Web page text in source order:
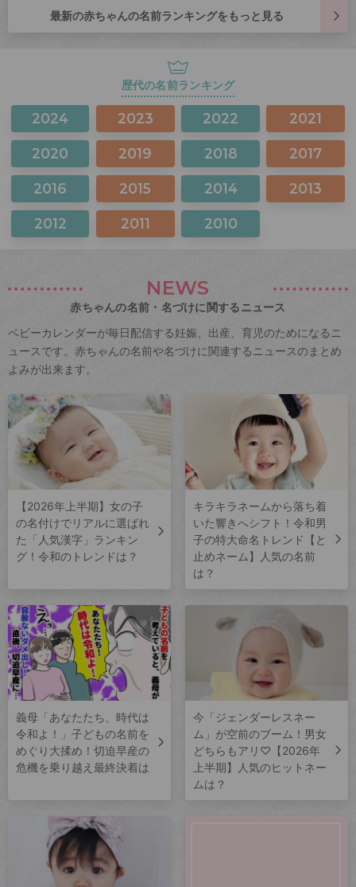
最新の赤ちゃんの名前ランキングをもっと見る
歴代の名前ランキング
2024 2023 2022 2021
2020 2019 2018 2017
2016 2015 2014 2013
2012 2011 2010
NEWS
赤ちゃんの名前・名づけに関するニュース
ベビーカレンダーが毎日配信する妊娠、出産、育児のためになるニ
ュースです。赤ちゃんの名前や名づけに関連するニュースのまとめ
よみが出来ます。
【2026年上半期】女の子
の名付けでリアルに選ばれ
た「人気漢字」ランキン
グ！令和のトレンドは？
キラキラネームから落ち着
いた響きへシフト！令和男
子の特大命名トレンド【と
止めネーム】人気の名前
は？
義母「あなたたち、時代は
令和よ！」子どもの名前を
めぐり大揉め！切迫早産の
危機を乗り越え最終決着は
今「ジェンダーレスネー
ム」が空前のブーム！男女
どちらもアリ♡【2026年
上半期】人気のヒットネー
ムは？